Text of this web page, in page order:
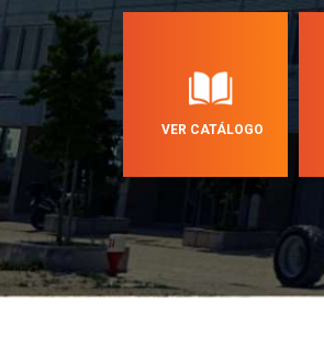
VER CATÁLOGO